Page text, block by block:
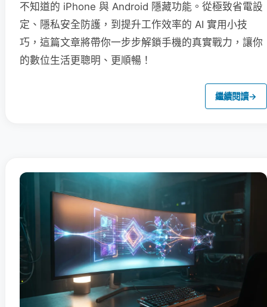
不知道的 iPhone 與 Android 隱藏功能。從極致省電設
定、隱私安全防護，到提升工作效率的 AI 實用小技
巧，這篇文章將帶你一步步解鎖手機的真實戰力，讓你
的數位生活更聰明、更順暢！
繼續閱讀→